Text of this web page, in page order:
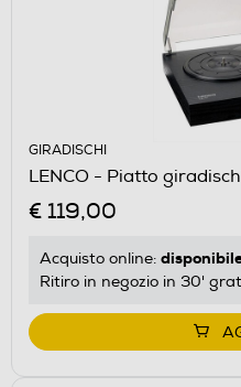
GIRADISCHI
LENCO - Piatto
€ 119,00
Acquisto online:
Ritiro in negozio in 30'